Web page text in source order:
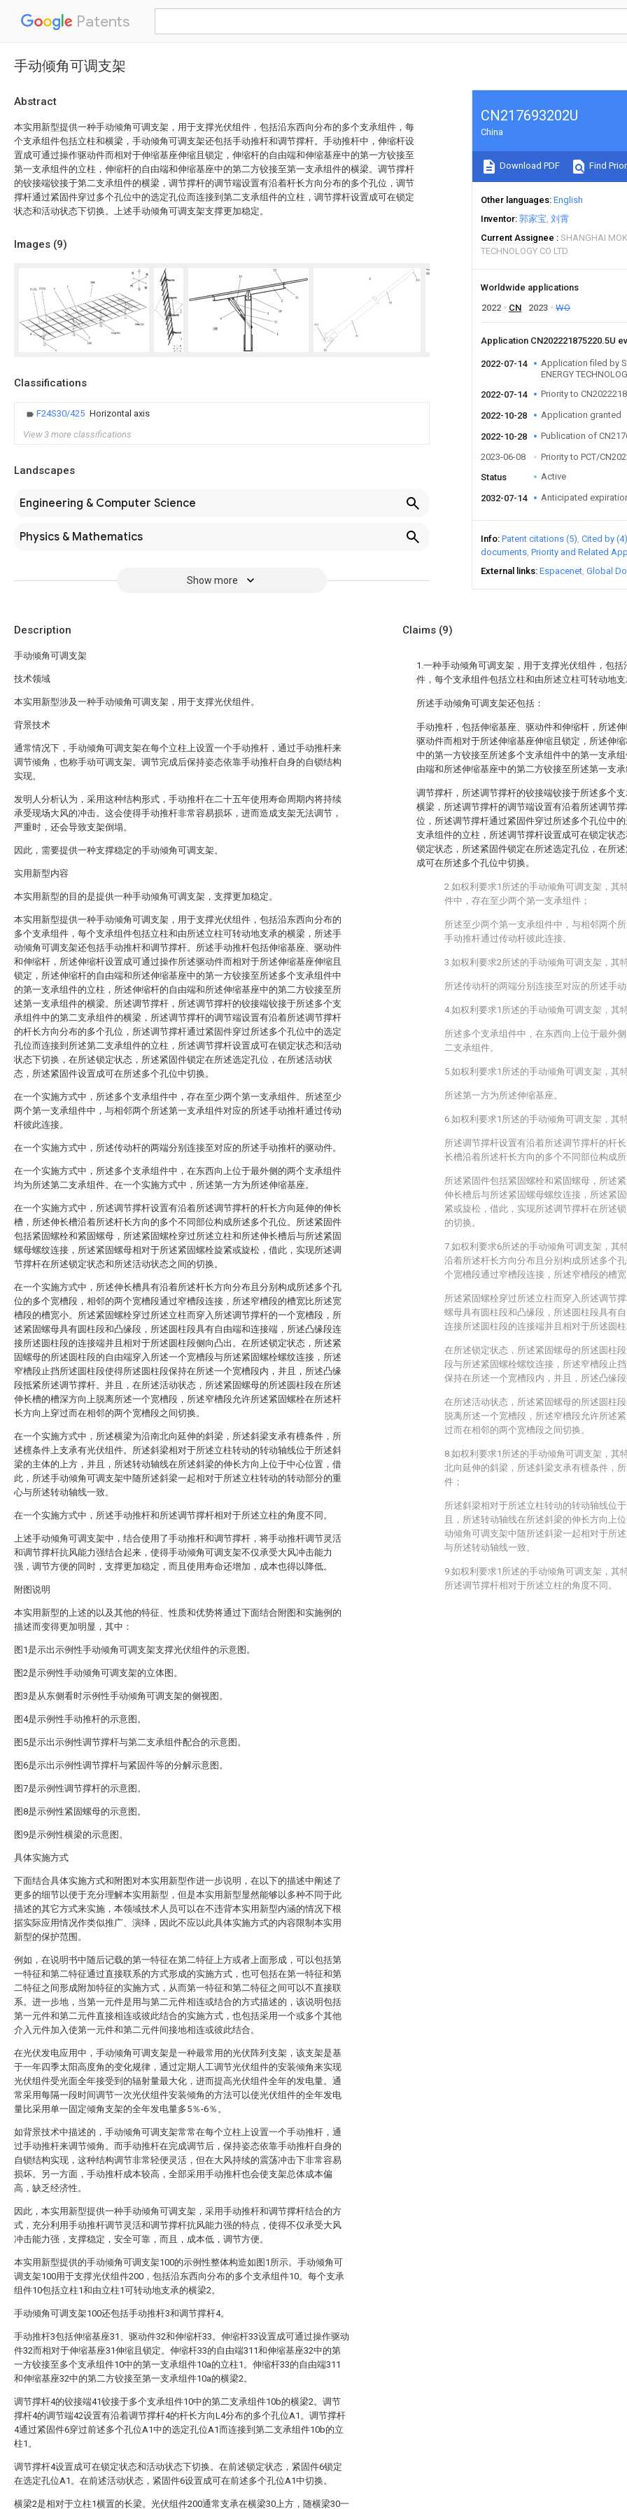
Patents
手动倾角可调支架
Abstract
本实用新型提供一种手动倾角可调支架，用于支撑光伏组件，包括沿东西向分布的多个支承组件，每
个支承组件包括立柱和横梁，手动倾角可调支架还包括手动推杆和调节撑杆。手动推杆中，伸缩杆设
置成可通过操作驱动件而相对于伸缩基座伸缩且锁定，伸缩杆的自由端和伸缩基座中的第一方铰接至
第一支承组件的立柱，伸缩杆的自由端和伸缩基座中的第二方铰接至第一支承组件的横梁。调节撑杆
的铰接端铰接于第二支承组件的横梁，调节撑杆的调节端设置有沿着杆长方向分布的多个孔位，调节
撑杆通过紧固件穿过多个孔位中的选定孔位而连接到第二支承组件的立柱，调节撑杆设置成可在锁定
状态和活动状态下切换。上述手动倾角可调支架支撑更加稳定。
Images (9)
Classifications
F24S30/425 Horizontal axis
View 3 more classifications
Landscapes
Engineering & Computer Science
Physics & Mathematics
Show more
CN217693202U
China
Download PDF Find
Other languages English
Inventor 郭家宝 刘霄
Current Assignee
SHANGHAI
TECHNOLOGY CO LTD
Worldwide applications
2022
CN 2023 WO
Application CN202221875220.5U
2022-07-14
Application filed by
ENERGY
2022-07-14
Priority to
2022-10-28 Application granted
2022-10-28
Publication of
2023-06-08
Priority to PCT/
Status
Active
2032-07-14 Anticipated
Info Patent citations (5) Cited by (4)
documents Priority and Related
External links Espacenet Global
Description
手动倾角可调支架
技术领域
本实用新型涉及一种手动倾角可调支架，用于支撑光伏组件。
背景技术
通常情况下，手动倾角可调支架在每个立柱上设置一个手动推杆，通过手动推杆来
调节倾角，也称手动可调支架。调节完成后保持姿态依靠手动推杆自身的自锁结构
实现。
发明人分析认为，采用这种结构形式，手动推杆在二十五年使用寿命周期内将持续
承受现场大风的冲击。这会使得手动推杆非常容易损坏，进而造成支架无法调节，
严重时，还会导致支架倒塌。
因此，需要提供一种支撑稳定的手动倾角可调支架。
实用新型内容
本实用新型的目的是提供一种手动倾角可调支架，支撑更加稳定。
本实用新型提供一种手动倾角可调支架，用于支撑光伏组件，包括沿东西向分布的
多个支承组件，每个支承组件包括立柱和由所述立柱可转动地支承的横梁，所述手
动倾角可调支架还包括手动推杆和调节撑杆。所述手动推杆包括伸缩基座、驱动件
和伸缩杆，所述伸缩杆设置成可通过操作所述驱动件而相对于所述伸缩基座伸缩且
锁定，所述伸缩杆的自由端和所述伸缩基座中的第一方铰接至所述多个支承组件中
的第一支承组件的立柱，所述伸缩杆的自由端和所述伸缩基座中的第二方铰接至所
述第一支承组件的横梁。所述调节撑杆，所述调节撑杆的铰接端铰接于所述多个支
承组件中的第二支承组件的横梁，所述调节撑杆的调节端设置有沿着所述调节撑杆
的杆长方向分布的多个孔位，所述调节撑杆通过紧固件穿过所述多个孔位中的选定
孔位而连接到所述第二支承组件的立柱，所述调节撑杆设置成可在锁定状态和活动
状态下切换，在所述锁定状态，所述紧固件锁定在所述选定孔位，在所述活动状
态，所述紧固件设置成可在所述多个孔位中切换。
在一个实施方式中，所述多个支承组件中，存在至少两个第一支承组件。所述至少
两个第一支承组件中，与相邻两个所述第一支承组件对应的所述手动推杆通过传动
杆彼此连接。
在一个实施方式中，所述传动杆的两端分别连接至对应的所述手动推杆的驱动件。
在一个实施方式中，所述多个支承组件中，在东西向上位于最外侧的两个支承组件
均为所述第二支承组件。在一个实施方式中，所述第一方为所述伸缩基座。
在一个实施方式中，所述调节撑杆设置有沿着所述调节撑杆的杆长方向延伸的伸长
槽，所述伸长槽沿着所述杆长方向的多个不同部位构成所述多个孔位。所述紧固件
包括紧固螺栓和紧固螺母，所述紧固螺栓穿过所述立柱和所述伸长槽后与所述紧固
螺母螺纹连接，所述紧固螺母相对于所述紧固螺栓旋紧或旋松，借此，实现所述调
节撑杆在所述锁定状态和所述活动状态之间的切换。
在一个实施方式中，所述伸长槽具有沿着所述杆长方向分布且分别构成所述多个孔
位的多个宽槽段，相邻的两个宽槽段通过窄槽段连接，所述窄槽段的槽宽比所述宽
槽段的槽宽小。所述紧固螺栓穿过所述立柱而穿入所述调节撑杆的一个宽槽段，所
述紧固螺母具有圆柱段和凸缘段，所述圆柱段具有自由端和连接端，所述凸缘段连
接所述圆柱段的连接端并且相对于所述圆柱段侧向凸出。在所述锁定状态，所述紧
固螺母的所述圆柱段的自由端穿入所述一个宽槽段与所述紧固螺栓螺纹连接，所述
窄槽段止挡所述圆柱段使得所述圆柱段保持在所述一个宽槽段内，并且，所述凸缘
段抵紧所述调节撑杆。并且，在所述活动状态，所述紧固螺母的所述圆柱段在所述
伸长槽的槽深方向上脱离所述一个宽槽段，所述窄槽段允许所述紧固螺栓在所述杆
长方向上穿过而在相邻的两个宽槽段之间切换。
在一个实施方式中，所述横梁为沿南北向延伸的斜梁，所述斜梁支承有檩条件，所
述檩条件上支承有光伏组件。所述斜梁相对于所述立柱转动的转动轴线位于所述斜
梁的主体的上方，并且，所述转动轴线在所述斜梁的伸长方向上位于中心位置，借
此，所述手动倾角可调支架中随所述斜梁一起相对于所述立柱转动的转动部分的重
心与所述转动轴线一致。
在一个实施方式中，所述手动推杆和所述调节撑杆相对于所述立柱的角度不同。
上述手动倾角可调支架中，结合使用了手动推杆和调节撑杆，将手动推杆调节灵活
和调节撑杆抗风能力强结合起来，使得手动倾角可调支架不仅承受大风冲击能力
强，调节方便的同时，支撑更加稳定，而且使用寿命还增加，成本也得以降低。
附图说明
本实用新型的上述的以及其他的特征、性质和优势将通过下面结合附图和实施例的
描述而变得更加明显，其中：
图1是示出示例性手动倾角可调支架支撑光伏组件的示意图。
图2是示例性手动倾角可调支架的立体图。
图3是从东侧看时示例性手动倾角可调支架的侧视图。
图4是示例性手动推杆的示意图。
图5是示出示例性调节撑杆与第二支承组件配合的示意图。
图6是示出示例性调节撑杆与紧固件等的分解示意图。
图7是示例性调节撑杆的示意图。
图8是示例性紧固螺母的示意图。
图9是示例性横梁的示意图。
具体实施方式
下面结合具体实施方式和附图对本实用新型作进一步说明，在以下的描述中阐述了
更多的细节以便于充分理解本实用新型，但是本实用新型显然能够以多种不同于此
描述的其它方式来实施，本领域技术人员可以在不违背本实用新型内涵的情况下根
据实际应用情况作类似推广、演绎，因此不应以此具体实施方式的内容限制本实用
新型的保护范围。
例如，在说明书中随后记载的第一特征在第二特征上方或者上面形成，可以包括第
一特征和第二特征通过直接联系的方式形成的实施方式，也可包括在第一特征和第
二特征之间形成附加特征的实施方式，从而第一特征和第二特征之间可以不直接联
系。进一步地，当第一元件是用与第二元件相连或结合的方式描述的，该说明包括
第一元件和第二元件直接相连或彼此结合的实施方式，也包括采用一个或多个其他
介入元件加入使第一元件和第二元件间接地相连或彼此结合。
在光伏发电应用中，手动倾角可调支架是一种最常用的光伏阵列支架，该支架是基
于一年四季太阳高度角的变化规律，通过定期人工调节光伏组件的安装倾角来实现
光伏组件受光面全年接受到的辐射量最大化，进而提高光伏组件全年的发电量。通
常采用每隔一段时间调节一次光伏组件安装倾角的方法可以使光伏组件的全年发电
量比采用单一固定倾角支架的全年发电量多5％-6％。
如背景技术中描述的，手动倾角可调支架常常在每个立柱上设置一个手动推杆，通
过手动推杆来调节倾角。而手动推杆在完成调节后，保持姿态依靠手动推杆自身的
自锁结构实现，这种结构调节非常轻便灵活，但在大风持续的震荡冲击下非常容易
损坏。另一方面，手动推杆成本较高，全部采用手动推杆也会使支架总体成本偏
高，缺乏经济性。
因此，本实用新型提供一种手动倾角可调支架，采用手动推杆和调节撑杆结合的方
式，充分利用手动推杆调节灵活和调节撑杆抗风能力强的特点，使得不仅承受大风
冲击能力强，支撑稳定，安全可靠，而且，成本低，调节方便。
本实用新型提供的手动倾角可调支架100的示例性整体构造如图1所示。手动倾角可
调支架100用于支撑光伏组件200，包括沿东西向分布的多个支承组件10。每个支承
组件10包括立柱1和由立柱1可转动地支承的横梁2。
手动倾角可调支架100还包括手动推杆3和调节撑杆4。
手动推杆3包括伸缩基座31、驱动件32和伸缩杆33。伸缩杆33设置成可通过操作驱动
件32而相对于伸缩基座31伸缩且锁定。伸缩杆33的自由端311和伸缩基座32中的第
一方铰接至多个支承组件10中的第一支承组件10a的立柱1。伸缩杆33的自由端311
和伸缩基座32中的第二方铰接至第一支承组件10a的横梁2。
调节撑杆4的铰接端41铰接于多个支承组件10中的第二支承组件10b的横梁2。调节
撑杆4的调节端42设置有沿着调节撑杆4的杆长方向L4分布的多个孔位A1。调节撑杆
4通过紧固件6穿过前述多个孔位A1中的选定孔位A1而连接到第二支承组件10b的立
柱1。
调节撑杆4设置成可在锁定状态和活动状态下切换。在前述锁定状态，紧固件6锁定
在选定孔位A1。在前述活动状态，紧固件6设置成可在前述多个孔位A1中切换。
横梁2是相对于立柱1横置的长梁。光伏组件200通常支承在横梁30上方，随横梁30一
Claims (9)
1.一种手动倾角可调支架，用于支撑光伏组件，包
件，每个支承组件包括立柱和由所述立柱可转动地
所述手动倾角可调支架还包括：
手动推杆，包括伸缩基座、驱动件和伸缩杆，所述
驱动件而相对于所述伸缩基座伸缩且锁定，所述伸
中的第一方铰接至所述多个支承组件中的第一支承
由端和所述伸缩基座中的第二方铰接至所述第一支
调节撑杆，所述调节撑杆的铰接端铰接于所述多个
横梁，所述调节撑杆的调节端设置有沿着所述调节
位，所述调节撑杆通过紧固件穿过所述多个孔位中
支承组件的立柱，所述调节撑杆设置成可在锁定状
锁定状态，所述紧固件锁定在所述选定孔位，在所
成可在所述多个孔位中切换。
2.如权利要求1所述的手动倾角可调支架，其
件中，存在至少两个第一支承组件；
所述至少两个第一支承组件中，与相邻两个
手动推杆通过传动杆彼此连接。
3.如权利要求2所述的手动倾角可调支架，其
所述传动杆的两端分别连接至对应的所述手动
4.如权利要求1所述的手动倾角可调支架，其
所述多个支承组件中，在东西向上位于最外
二支承组件。
5.如权利要求1所述的手动倾角可调支架，其
所述第一方为所述伸缩基座。
6.如权利要求1所述的手动倾角可调支架，其
所述调节撑杆设置有沿着所述调节撑杆的杆
长槽沿着所述杆长方向的多个不同部位构成所
所述紧固件包括紧固螺栓和紧固螺母，所述
伸长槽后与所述紧固螺母螺纹连接，所述紧
紧或旋松，借此，实现所述调节撑杆在所述
的切换。
7.如权利要求6所述的手动倾角可调支架，其
沿着所述杆长方向分布且分别构成所述多个
个宽槽段通过窄槽段连接，所述窄槽段的槽
所述紧固螺栓穿过所述立柱而穿入所述调节
螺母具有圆柱段和凸缘段，所述圆柱段具有
连接所述圆柱段的连接端并且相对于所述圆柱
在所述锁定状态，所述紧固螺母的所述圆柱
段与所述紧固螺栓螺纹连接，所述窄槽段止
保持在所述一个宽槽段内，并且，所述凸缘
在所述活动状态，所述紧固螺母的所述圆柱
脱离所述一个宽槽段，所述窄槽段允许所述
过而在相邻的两个宽槽段之间切换。
8.如权利要求1所述的手动倾角可调支架，其
北向延伸的斜梁，所述斜梁支承有檩条件，
件；
所述斜梁相对于所述立柱转动的转动轴线位
且，所述转动轴线在所述斜梁的伸长方向上
动倾角可调支架中随所述斜梁一起相对于所
与所述转动轴线一致。
9.如权利要求1所述的手动倾角可调支架，其
所述调节撑杆相对于所述立柱的角度不同。